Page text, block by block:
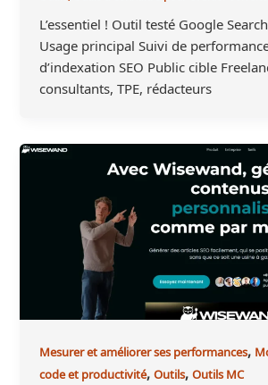
L’essentiel ! Outil testé Google
Usage principal Suivi de
d’indexation SEO Public cible
consultants, TPE, rédacteurs
Mesurer et améliorer ses performances,
code et productivité,Outils,Outils MC